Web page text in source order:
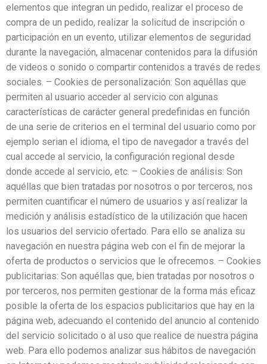
elementos que integran un pedido, realizar el proceso de
compra de un pedido, realizar la solicitud de inscripción o
participación en un evento, utilizar elementos de seguridad
durante la navegación, almacenar contenidos para la difusión
de videos o sonido o compartir contenidos a través de redes
sociales. – Cookies de personalización: Son aquéllas que
permiten al usuario acceder al servicio con algunas
características de carácter general predefinidas en función
de una serie de criterios en el terminal del usuario como por
ejemplo serian el idioma, el tipo de navegador a través del
cual accede al servicio, la configuración regional desde
donde accede al servicio, etc. – Cookies de análisis: Son
aquéllas que bien tratadas por nosotros o por terceros, nos
permiten cuantificar el número de usuarios y así realizar la
medición y análisis estadístico de la utilización que hacen
los usuarios del servicio ofertado. Para ello se analiza su
navegación en nuestra página web con el fin de mejorar la
oferta de productos o servicios que le ofrecemos. – Cookies
publicitarias: Son aquéllas que, bien tratadas por nosotros o
por terceros, nos permiten gestionar de la forma más eficaz
posible la oferta de los espacios publicitarios que hay en la
página web, adecuando el contenido del anuncio al contenido
del servicio solicitado o al uso que realice de nuestra página
web. Para ello podemos analizar sus hábitos de navegación